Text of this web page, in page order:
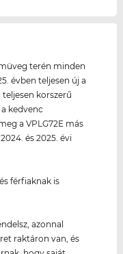
terén minden
évben teljesen új a
korszerű
kedvenc
a VPLG72E más
és 2025. évi
férfiaknak is
azonnal
raktáron van, és